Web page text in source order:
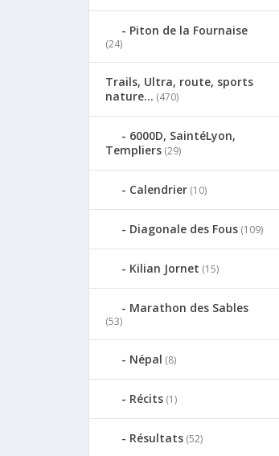
Piton de la Fournaise
(24)
Trails, Ultra, route, sports
nature… (470)
6000D, SaintéLyon,
Templiers(29)
Calendrier(10)
Diagonale des Fous(109)
Kilian Jornet (15)
Marathon des Sables
(53)
Népal (8)
Récits(1)
Résultats(52)